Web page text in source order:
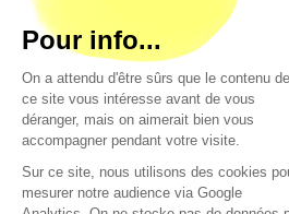
Copyright © 2026 - Tous droits
Qui sommes-nous ?